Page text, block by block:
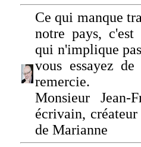
Ce qui manque
notre pays,
qui n'implique
vous essayez
remercie.
Monsieur Jean-
écrivain,
de Marianne